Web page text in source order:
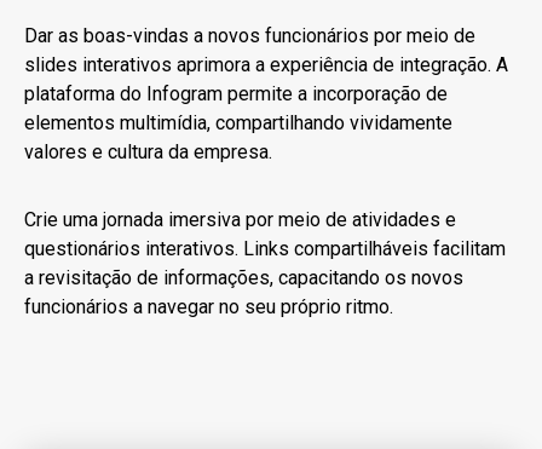
Dar as boas-vindas a novos funcionários por meio de
slides interativos aprimora a experiência de integração. A
plataforma do Infogram permite a incorporação de
elementos multimídia, compartilhando vividamente
valores e cultura da empresa.
Crie uma jornada imersiva por meio de atividades e
questionários interativos. Links compartilháveis facilitam
a revisitação de informações, capacitando os novos
funcionários a navegar no seu próprio ritmo.